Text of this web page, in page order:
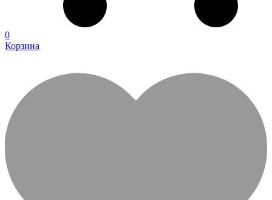
0
Корзина